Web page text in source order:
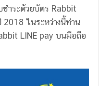
ำระด้วยบัตร Rabbit
ในระหว่างนี้ท่าน
LINE pay บนมือถือ